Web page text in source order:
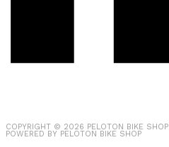
COPYRIGHT © 2026 PELOTON BIKE SHOP
POWERED BY PELOTON BIKE SHOP